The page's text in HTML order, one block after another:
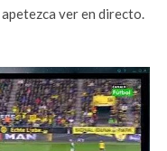
ver en directo.